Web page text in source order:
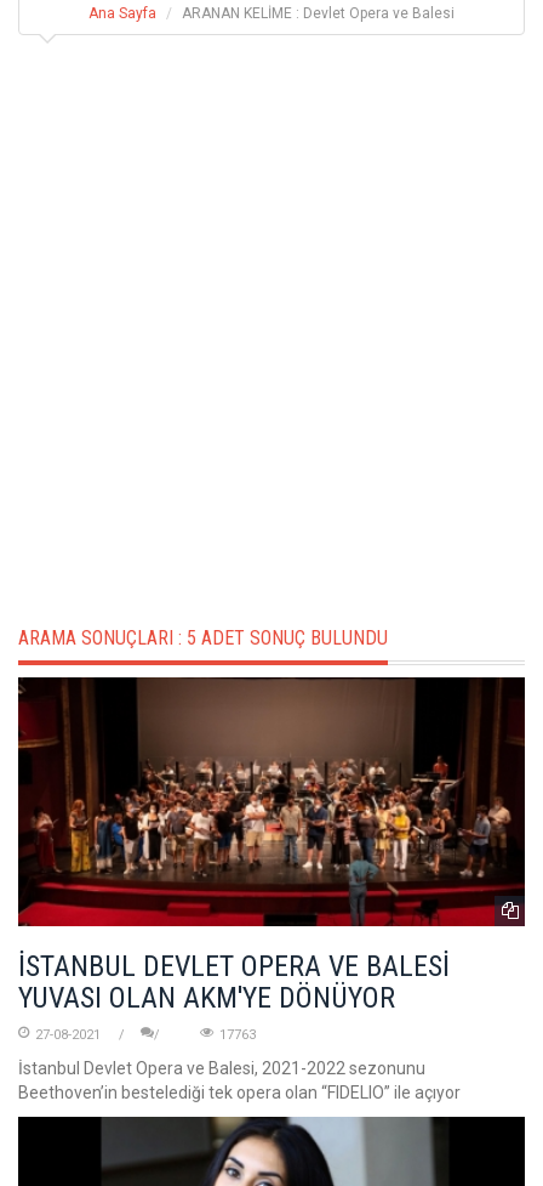
Ana Sayfa ARANAN KELİME : Devlet Opera ve Balesi
ARAMA SONUÇLARI : 5 ADET SONUÇ BULUNDU
İSTANBUL DEVLET OPERA VE BALESİ
YUVASI OLAN AKM'YE DÖNÜYOR
27-08-2021 17763
İstanbul Devlet Opera ve Balesi, 2021-2022 sezonunu
Beethoven’in bestelediği tek opera olan “FIDELIO” ile açıyor